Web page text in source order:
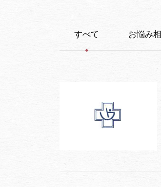
すべて お悩み